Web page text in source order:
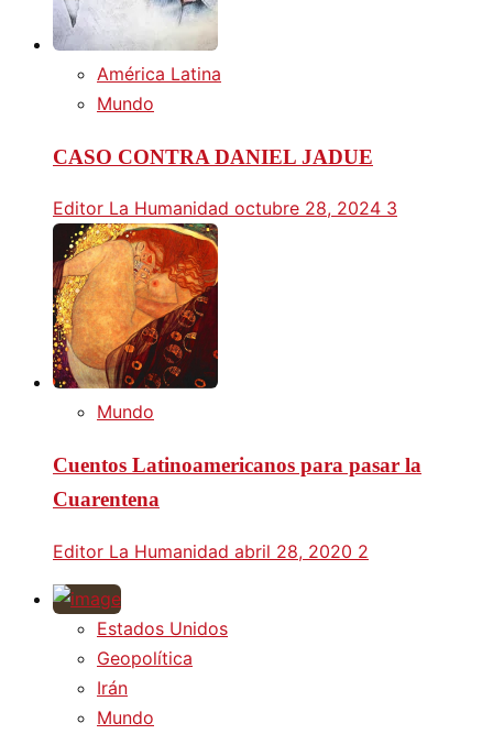
América Latina
Mundo
CASO CONTRA DANIEL JADUE
Editor La Humanidad octubre 28, 2024 3
Mundo
Cuentos Latinoamericanos para pasar la
Cuarentena
Editor La Humanidad abril 28, 2020 2
Estados Unidos
Geopolítica
Irán
Mundo